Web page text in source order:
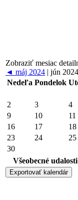
Zobraziť mesiac
◄ máj 2024 | jún 2024
Nedeľa Pondelok
2
3 4
9
10 11
16
17 18
23
24 25
30
Všeobecné